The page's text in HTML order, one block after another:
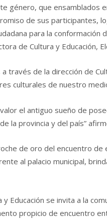
género, que ensamblados
de sus participantes,
para la conformación
de Cultura y Educación,
través de la dirección de
culturales de nuestro
el antiguo sueño de
la provincia y del país”
de oro del encuentro
al palacio municipal,
Educación se invita a la
propicio de encuentro